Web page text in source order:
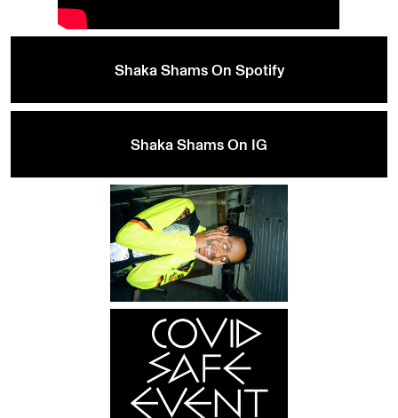
Shaka Shams On Spotify
Shaka Shams On IG